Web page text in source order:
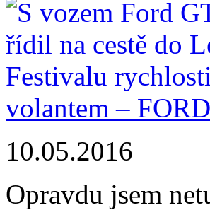
volantem –
10.05.2016
Opravdu jsem